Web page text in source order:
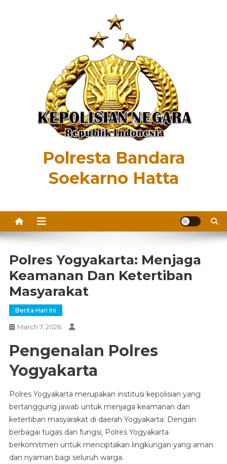
Polresta Bandara
Soekarno Hatta
Polres Yogyakarta: Menjaga
Keamanan Dan Ketertiban
Masyarakat
Berita Hari Ini
March 7, 2026
Pengenalan Polres
Yogyakarta
Polres Yogyakarta merupakan institusi kepolisian yang
bertanggung jawab untuk menjaga keamanan dan
ketertiban masyarakat di daerah Yogyakarta. Dengan
berbagai tugas dan fungsi, Polres Yogyakarta
berkomitmen untuk menciptakan lingkungan yang aman
dan nyaman bagi seluruh warga.